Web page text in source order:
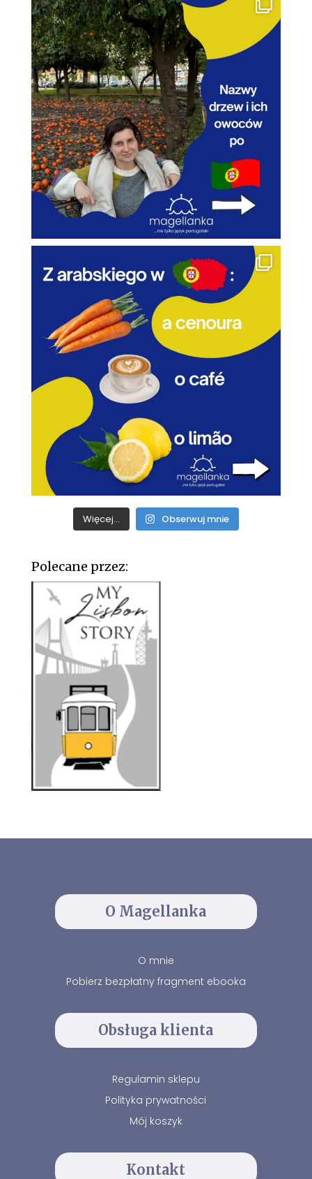
Więcej... Obserwuj mnie
Polecane przez:
O Magellanka
O mnie
Pobierz bezpłatny fragment ebooka
Obsługa klienta
Regulamin sklepu
Polityka prywatności
Mój koszyk
Kontakt